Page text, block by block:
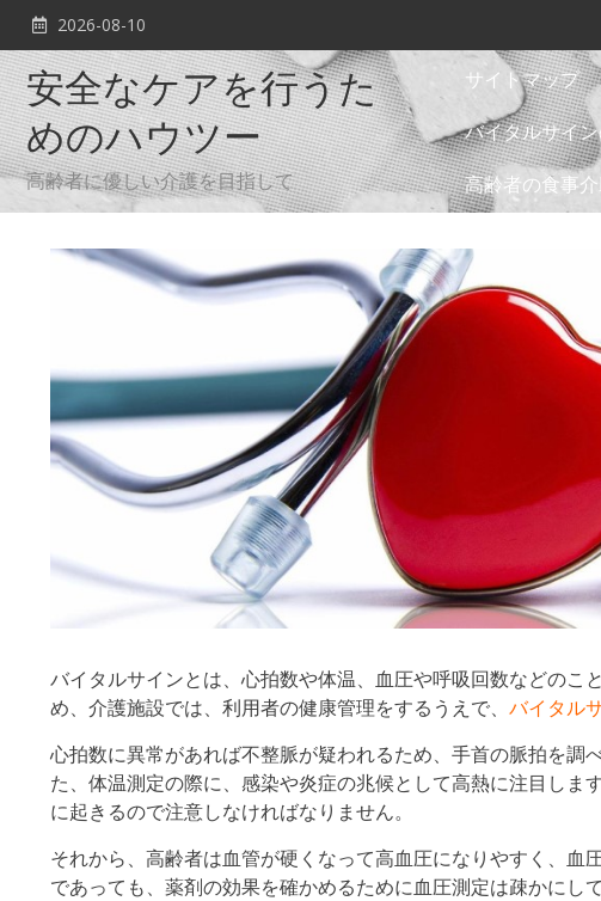
Skip
content
2026-08-10
安全なケアを行うた
めのハウツー
高齢者に優しい介護を目指して
サイトマップ
バイタルサイ
高齢者の食事
バイタルサインとは、心拍数や体温、血圧や呼吸回数などのこ
め、介護施設では、利用者の健康管理をするうえで、 バイタル
心拍数に異常があれば不整脈が疑われるため、手首の脈拍を調
た、体温測定の際に、感染や炎症の兆候として高熱に注目し
に起きるので注意しなければなりません。
それから、高齢者は血管が硬くなって高血圧になりやすく、
であっても、薬剤の効果を確かめるために血圧測定は疎かに